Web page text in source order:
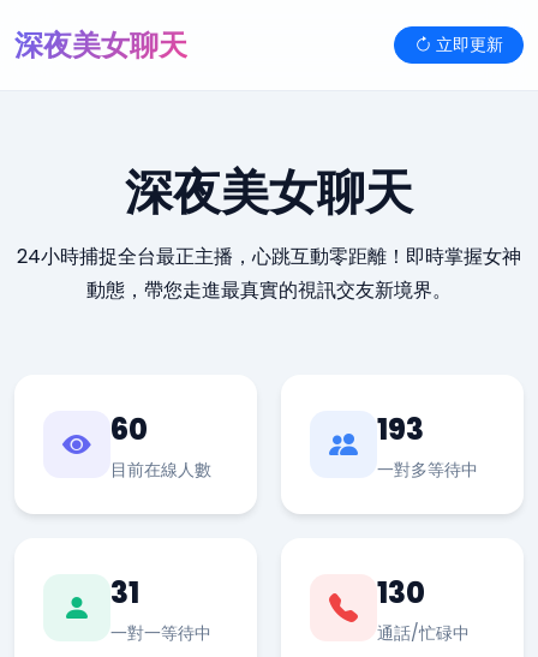
深夜美女聊天 立即更新
深夜美女聊天
24小時捕捉全台最正主播，心跳互動零距離！即時掌握女神
動態，帶您走進最真實的視訊交友新境界。
60
目前在線人數
193
一對多等待中
31
一對一等待中
130
通話/忙碌中